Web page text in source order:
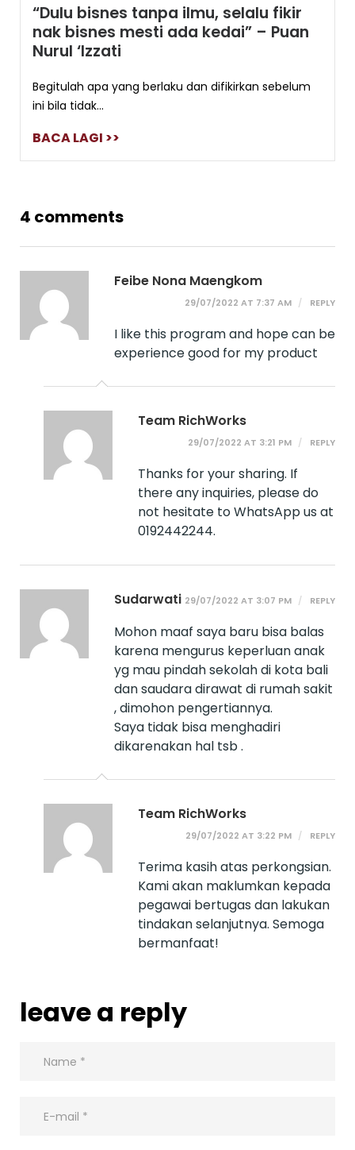
“Dulu bisnes tanpa ilmu, selalu fikir
nak bisnes mesti ada kedai” – Puan
Nurul ‘Izzati
Begitulah apa yang berlaku dan difikirkan sebelum
ini bila tidak...
BACA LAGI >>
4 comments
Feibe Nona Maengkom
29/07/2022 AT 7:37 AM REPLY
I like this program and hope can be
experience good for my product
Team RichWorks
29/07/2022 AT 3:21 PM REPLY
Thanks for your sharing. If
there any inquiries, please do
not hesitate to WhatsApp us at
0192442244.
Sudarwati 29/07/2022 AT 3:07 PM REPLY
Mohon maaf saya baru bisa balas
karena mengurus keperluan anak
yg mau pindah sekolah di kota bali
dan saudara dirawat di rumah sakit
, dimohon pengertiannya.
Saya tidak bisa menghadiri
dikarenakan hal tsb .
Team RichWorks
29/07/2022 AT 3:22 PM REPLY
Terima kasih atas perkongsian.
Kami akan maklumkan kepada
pegawai bertugas dan lakukan
tindakan selanjutnya. Semoga
bermanfaat!
leave a reply